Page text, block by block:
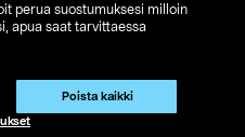
perua suostumuksesi milloin
apua saat tarvittaessa
Poista kaikki
40-7947
ilman ALV:a